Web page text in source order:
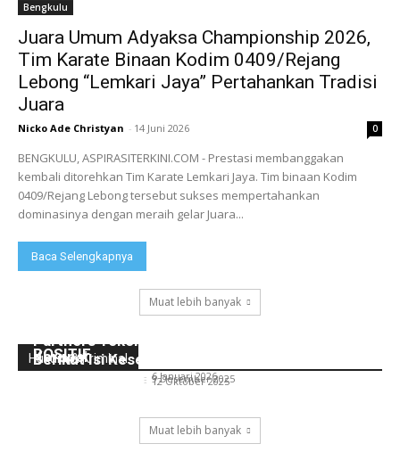
Bengkulu
Juara Umum Adyaksa Championship 2026,
Tim Karate Binaan Kodim 0409/Rejang
Lebong “Lemkari Jaya” Pertahankan Tradisi
Juara
Nicko Ade Christyan - 14 Juni 2026 0
BENGKULU, ASPIRASITERKINI.COM - Prestasi membanggakan
kembali ditorehkan Tim Karate Lemkari Jaya. Tim binaan Kodim
0409/Rejang Lebong tersebut sukses mempertahankan
dominasinya dengan meraih gelar Juara...
Baca Selengkapnya
Muat lebih banyak
Hukum & Kriminal
POLA ASUH ORANG TUA TERHADAP ANAK DI
POSITIF
- 6 Januari 2026
Peringati Hakordia, Kajari Rejang Lebong Ajak
Korupsi
- 9 Desember 2025
Partners Teken MoU dengan Klinik Thamrin,
Berikut Isi Kesepakatannya!
- 12 Oktober 2025
Muat lebih banyak